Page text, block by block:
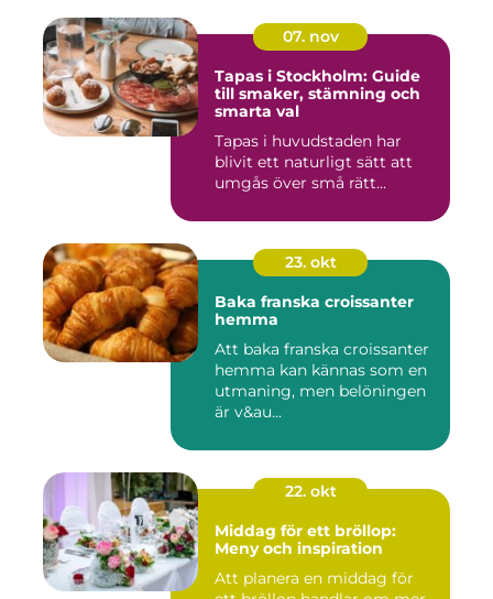
07. nov
Tapas i Stockholm: Guide
till smaker, stämning och
smarta val
Tapas i huvudstaden har
blivit ett naturligt sätt att
umgås över små rätt...
23. okt
Baka franska croissanter
hemma
Att baka franska croissanter
hemma kan kännas som en
utmaning, men belöningen
är v&au...
22. okt
Middag för ett bröllop:
Meny och inspiration
Att planera en middag för